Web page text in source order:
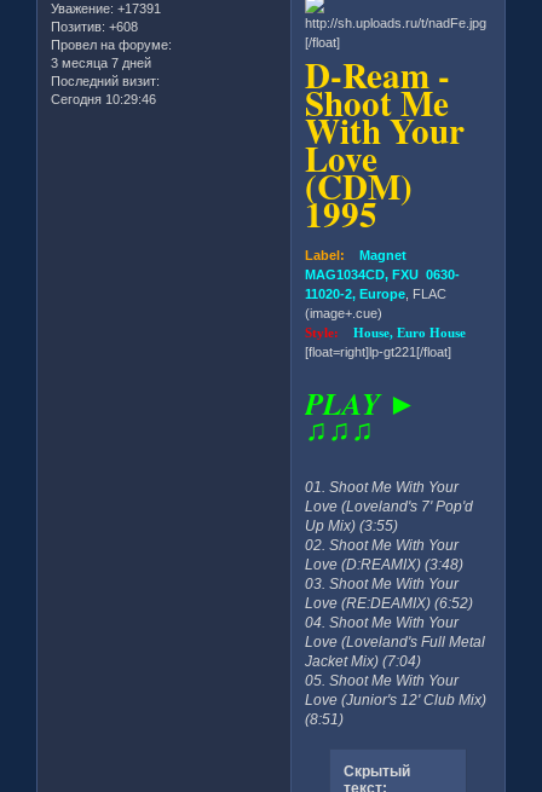
Уважение: +17391
Позитив: +608
Провел на форуме:
3 месяца 7 дней
Последний визит:
Сегодня 10:29:46
[/float]
D-Ream -
Shoot Me
With Your
Love
(CDM)
1995
Label: Magnet
MAG1034CD, FXU 0630-
11020-2, Europe , FLAC
(image+.cue)
Style:House, Euro House
[float=right]lp-gt221[/float]
PLAY ►
♫♫♫
01. Shoot Me With Your
Love (Loveland's 7' Pop'd
Up Mix) (3:55)
02. Shoot Me With Your
Love (D:REAMIX) (3:48)
03. Shoot Me With Your
Love (RE:DEAMIX) (6:52)
04. Shoot Me With Your
Love (Loveland's Full Metal
Jacket Mix) (7:04)
05. Shoot Me With Your
Love (Junior's 12' Club Mix)
(8:51)
Скрытый
текст: